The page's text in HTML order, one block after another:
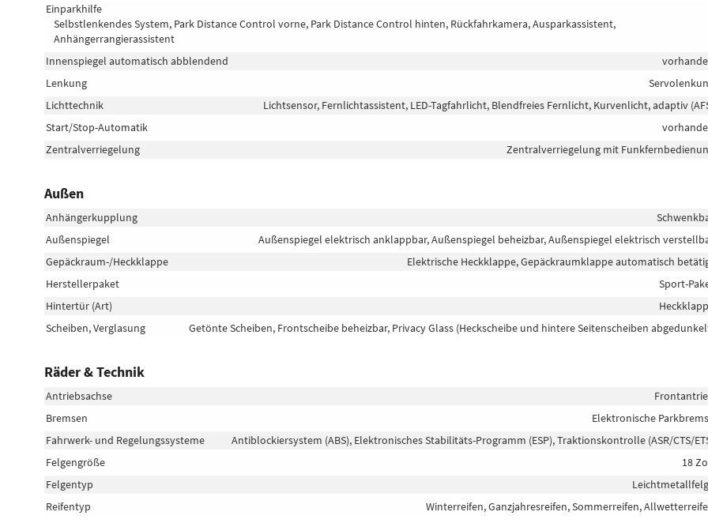
Einparkhilfe
Selbstlenkendes System, Park Distance Control vorne, Park Distance Control hinten, Rückfahrkamera, Ausparkassistent,
Anhängerrangierassistent
Innenspiegel automatisch abblendend
Lenkung
Lichttechnik
Lichtsensor, Fernlichtassistent, LED-Tagfahrlicht, Blendfreies Fernlicht, Kurvenlicht, adaptiv
Start/Stop-Automatik
Zentralverriegelung
Zentralverriegelung mit
Außen
Anhängerkupplung
Außenspiegel
Außenspiegel elektrisch anklappbar, Außenspiegel beheizbar, Außenspiegel elektrisch
Gepäckraum-/Heckklappe
Elektrische Heckklappe, Gepäckraumklappe automatisch
Herstellerpaket
Sport-
Hintertür (Art)
Scheiben, Verglasung
Getönte Scheiben, Frontscheibe beheizbar, Privacy Glass (Heckscheibe und hintere Seitenscheiben
Räder & Technik
Antriebsachse
Bremsen
Elektronische
Fahrwerk- und Regelungssysteme
Antiblockiersystem (ABS), Elektronisches Stabilitäts-Programm (ESP), Traktionskontrolle (ASR/CTS/
Felgengröße
18
Felgentyp
Reifentyp
Winterreifen, Ganzjahresreifen, Sommerreifen,